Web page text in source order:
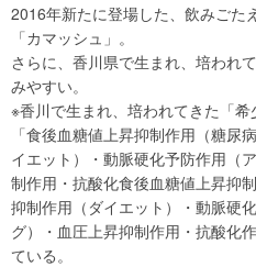
2016年新たに登場した、飲みごた
「カマッシュ」。
さらに、香川県で生まれ、培われ
みやすい。
※香川で生まれ、培われてきた「希
「食後血糖値上昇抑制作用（糖尿
イエット）・動脈硬化予防作用（
制作用・抗酸化食後血糖値上昇抑
抑制作用（ダイエット）・動脈硬
グ）・血圧上昇抑制作用・抗酸化
ている。